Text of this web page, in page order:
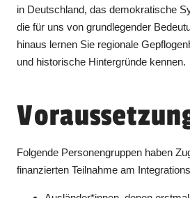
in Deutschland, das demokratische
die für uns von grundlegender
hinaus lernen Sie regionale
und historische Hintergründe kennen.
Folgende Personengruppen haben
finanzierten Teilnahme am